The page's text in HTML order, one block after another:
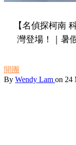
【名偵探柯南
灣登場！｜暑
開團
By Wendy Lam on 24